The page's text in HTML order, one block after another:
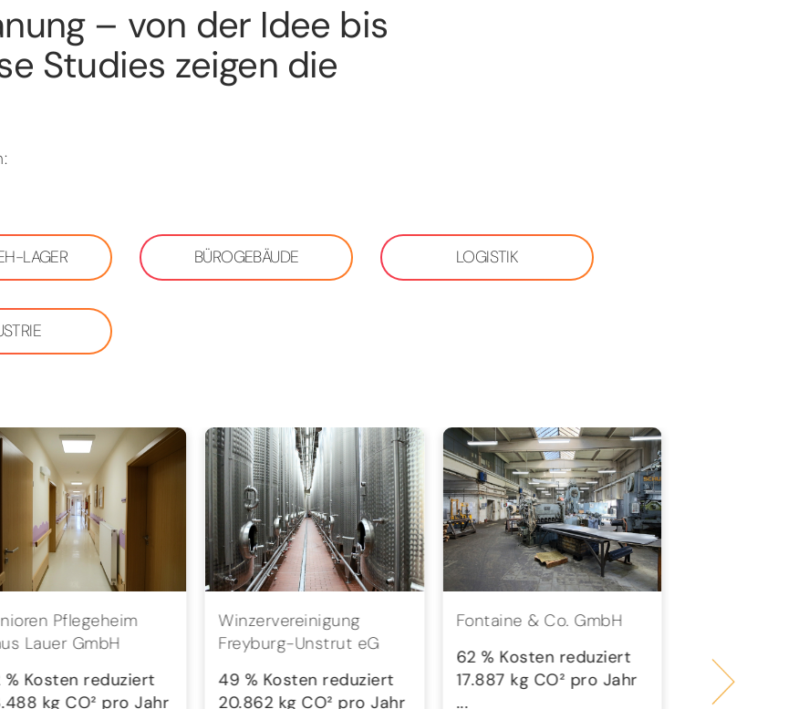
– von der Idee bis
Studies zeigen die
LAGER BÜROGEBÄUDE LOGISTIK
Pflegeheim
Lauer GmbH
% Kosten reduziert
kg CO² pro Jahr
Winzervereinigung
Freyburg-Unstrut eG
49 % Kosten reduziert
20.862 kg CO² pro Jahr
Fontaine & Co. GmbH
62 % Kosten reduziert
17.887 kg CO² pro Jahr
...
PartGmbB
58 % Kosten